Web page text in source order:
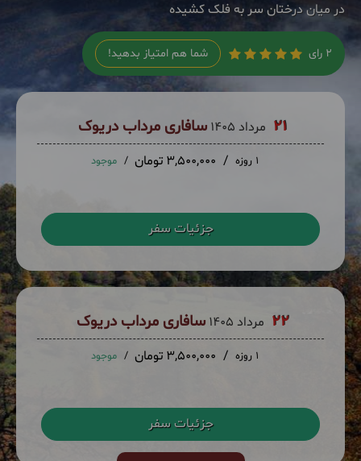
در میان درختان سر به فلک کشیده
2 رای شما هم امتیاز بدهید!
21 مرداد 1405 سافاری مرداب دریوک
1 روزه موجود
جزئیات سفر
22 مرداد 1405 سافاری مرداب دریوک
1 روزه موجود
جزئیات سفر